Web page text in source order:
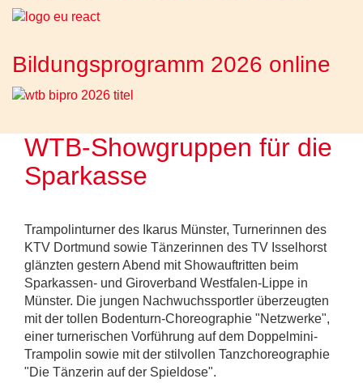
Bildungsprogramm 2026 online
WTB-Showgruppen für die
Sparkasse
Trampolinturner des Ikarus Münster, Turnerinnen des
KTV Dortmund sowie Tänzerinnen des TV Isselhorst
glänzten gestern Abend mit Showauftritten beim
Sparkassen- und Giroverband Westfalen-Lippe in
Münster. Die jungen Nachwuchssportler überzeugten
mit der tollen Bodenturn-Choreographie "Netzwerke",
einer turnerischen Vorführung auf dem Doppelmini-
Trampolin sowie mit der stilvollen Tanzchoreographie
"Die Tänzerin auf der Spieldose".